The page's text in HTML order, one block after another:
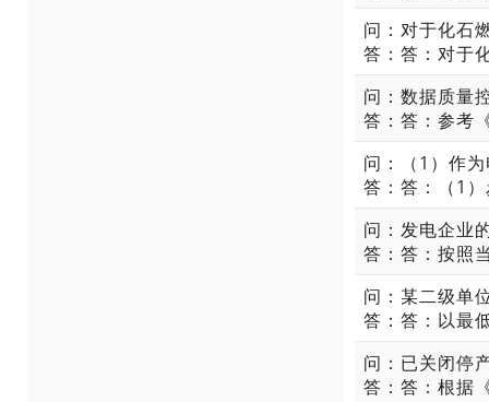
问：对于化石
问：数据质量
问：发电企业
问：已关闭停